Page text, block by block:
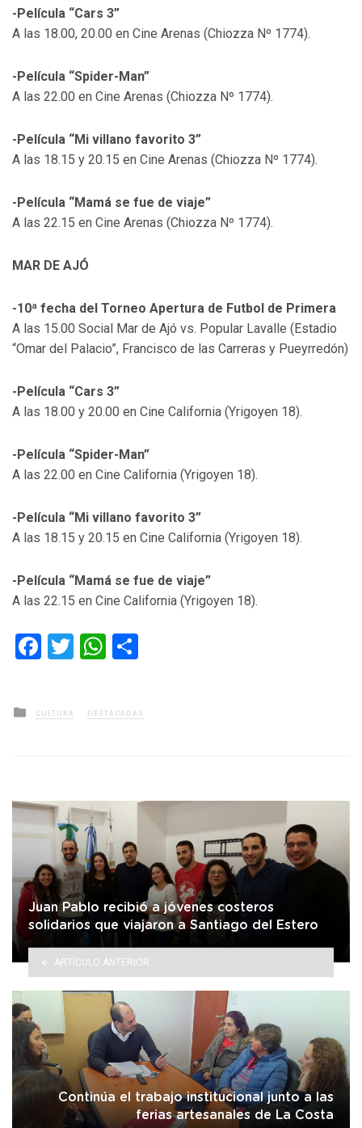
-Película “Cars 3”
A las 18.00, 20.00 en Cine Arenas (Chiozza Nº 1774).
-Película “Spider-Man”
A las 22.00 en Cine Arenas (Chiozza Nº 1774).
-Película “Mi villano favorito 3”
A las 18.15 y 20.15 en Cine Arenas (Chiozza Nº 1774).
-Película “Mamá se fue de viaje”
A las 22.15 en Cine Arenas (Chiozza Nº 1774).
MAR DE AJÓ
-10ª fecha del Torneo Apertura de Futbol de Primera
A las 15.00 Social Mar de Ajó vs. Popular Lavalle (Estadio
“Omar del Palacio”, Francisco de las Carreras y Pueyrredón)
-Película “Cars 3”
A las 18.00 y 20.00 en Cine California (Yrigoyen 18).
-Película “Spider-Man”
A las 22.00 en Cine California (Yrigoyen 18).
-Película “Mi villano favorito 3”
A las 18.15 y 20.15 en Cine California (Yrigoyen 18).
-Película “Mamá se fue de viaje”
A las 22.15 en Cine California (Yrigoyen 18).
Facebook
TwitterWhatsApp
Posted
in
CULTURA DESTACADAS
Juan Pablo recibió a jóvenes costeros
solidarios que viajaron a Santiago del Estero
ARTÍCULO ANTERIOR
Continúa el trabajo institucional junto a las
ferias artesanales de La Costa